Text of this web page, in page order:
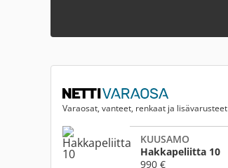
Varaosat, vanteet, renkaat ja lisävarusteet
KUUSAMO
Hakkapeliitta 10
990 €